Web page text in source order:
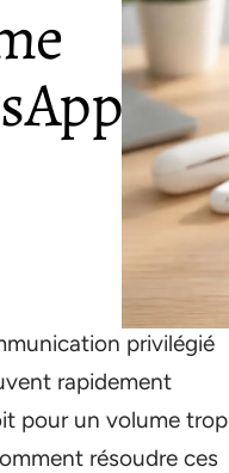
privilégié
rapidement
pour un volume trop
résoudre ces